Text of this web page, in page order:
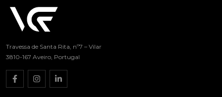
Travessa de Santa Rita, nº7 – Vilar
3810-167 Aveiro, Portugal